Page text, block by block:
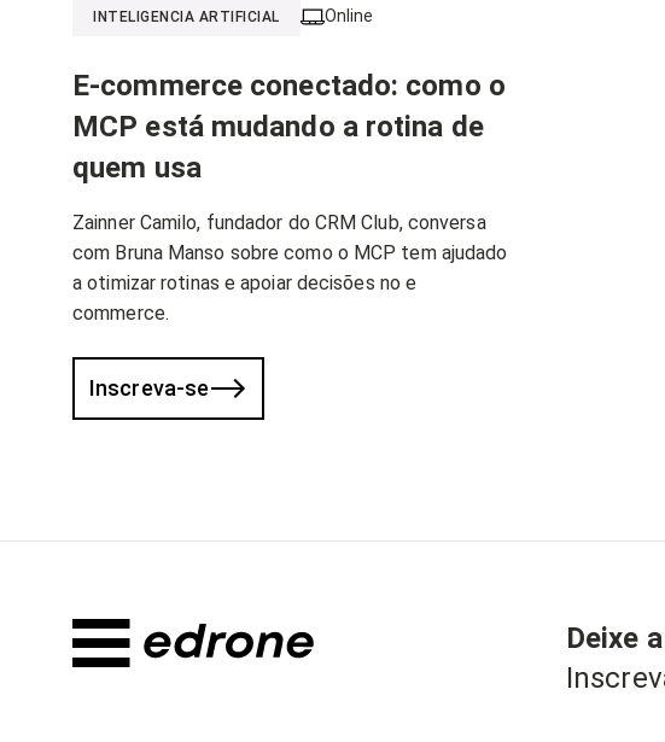
INTELIGENCIA ARTIFICIAL Online
E-commerce conectado: como o
MCP está mudando a rotina de
quem usa
Zainner Camilo, fundador do CRM Club, conversa
com Bruna Manso sobre como o MCP tem ajudado
a otimizar rotinas e apoiar decisões no e
commerce.
Inscreva-se
Deixe